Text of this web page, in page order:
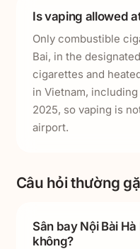
Is vaping allowed
Only combustible
Bai, in the
cigarettes and
in Vietnam,
2025, so vaping is
airport.
Câu hỏi thường
Sân bay Nội Bài
không?